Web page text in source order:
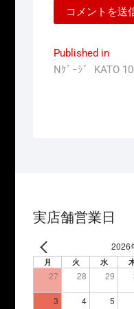
投
稿
ョ
Published in
Nｹﾞｰｼﾞ KATO
実店舗営業日
2026
月 火 水
27 28 29
3 4 5